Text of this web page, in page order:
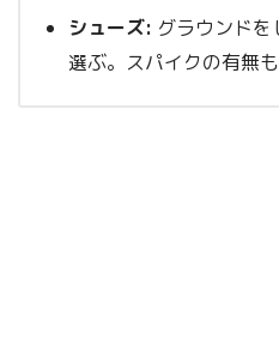
シューズ: グラウンドを
選ぶ。スパイクの有無も